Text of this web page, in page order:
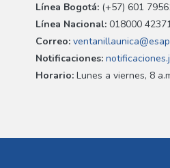
Línea Bogotá: (+57) 601
Línea Nacional: 018000
Correo:
Notificaciones:
Horario: Lunes a viernes, 8